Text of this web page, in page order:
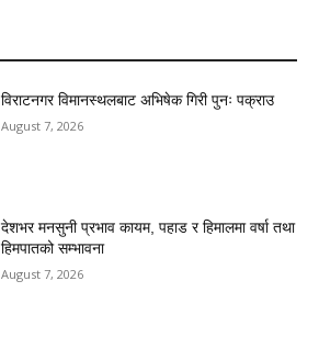
विराटनगर विमानस्थलबाट अभिषेक गिरी पुनः पक्राउ
August 7, 2026
देशभर मनसुनी प्रभाव कायम, पहाड र हिमालमा वर्षा तथा
हिमपातको सम्भावना
August 7, 2026